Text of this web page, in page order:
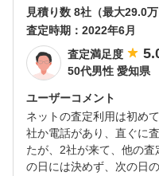
見積り数 8社（最大29.0万
査定時期： 2022年6月
査定満足度
50代男性 愛知県
ユーザーコメント
ネットの査定利用は初め
社か電話があり、直ぐに
たが、2社が来て、他の
の日には決めず、次の日